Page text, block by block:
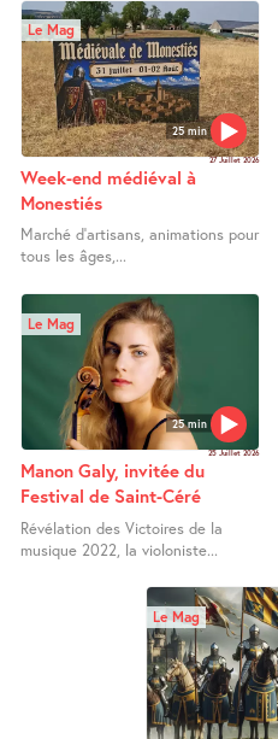
25 min
Le Mag
27 Juillet 2026
Week-end médiéval à
Monestiés
Marché d’artisans, animations pour
tous les âges,...
25 min
Le Mag
25 Juillet 2026
Manon Galy, invitée du
Festival de Saint-Céré
Révélation des Victoires de la
musique 2022, la violoniste...
Le Mag